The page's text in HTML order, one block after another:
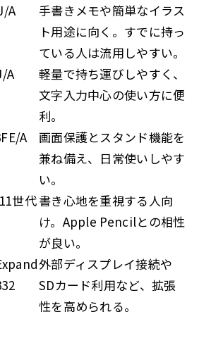
A
手書きメモや簡単なイラス
ト用途に向く。すでに持っ
ている人は流用しやすい。
A
軽量で持ち運びしやすく、
文字入力中心の使い方に便
利。
A
画面保護とスタンド機能を
兼ね備え、日常使いしやす
い。
世代書き心地を重視する人向
け。Apple Pencilとの相性
が良い。
外部ディスプレイ接続や
SDカード利用など、拡張
性を高められる。